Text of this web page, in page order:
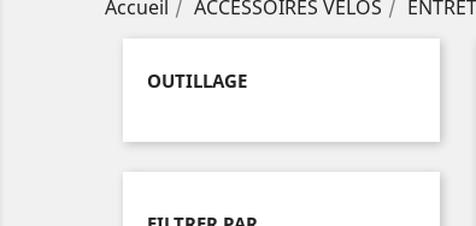
Accueil ACCESSOIRES VÉLOS
OUTILLAGE